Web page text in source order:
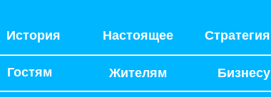
История Настоящее Стратегия
Гостям Жителям Бизнесу